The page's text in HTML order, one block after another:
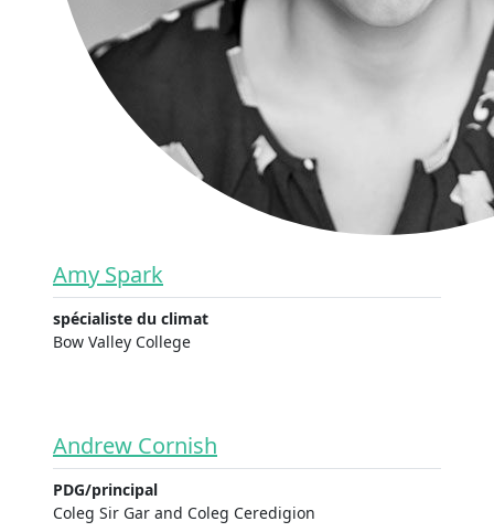
Amy Spark
spécialiste du climat
Bow Valley College
Andrew Cornish
PDG/principal
Coleg Sir Gar and Coleg Ceredigion